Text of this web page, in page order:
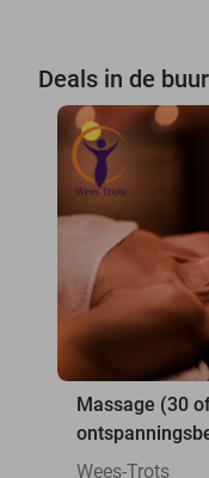
Deals in de
Massage (30
Wees-Trots